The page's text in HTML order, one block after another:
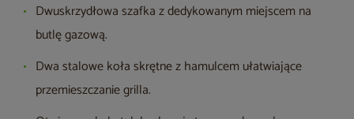
Dwuskrzydłowa szafka z dedykowanym miejscem na
butlę gazową.
Dwa stalowe koła skrętne z hamulcem ułatwiające
przemieszczanie grilla.